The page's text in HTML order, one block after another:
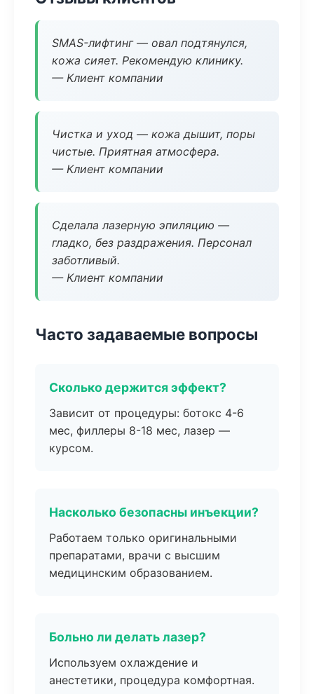
SMAS-лифтинг — овал подтянулся,
кожа сияет. Рекомендую клинику.
— Клиент компании
Чистка и уход — кожа дышит, поры
чистые. Приятная атмосфера.
— Клиент компании
Сделала лазерную эпиляцию —
гладко, без раздражения. Персонал
заботливый.
— Клиент компании
Часто задаваемые вопросы
Сколько держится эффект?
Зависит от процедуры: ботокс 4-6
мес, филлеры 8-18 мес, лазер —
курсом.
Насколько безопасны инъекции?
Работаем только оригинальными
препаратами, врачи с высшим
медицинским образованием.
Больно ли делать лазер?
Используем охлаждение и
анестетики, процедура комфортная.